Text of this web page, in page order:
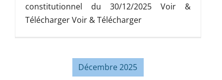
constitutionnel du 30/12/2025 Voir &
Télécharger Voir & Télécharger
Décembre 2025